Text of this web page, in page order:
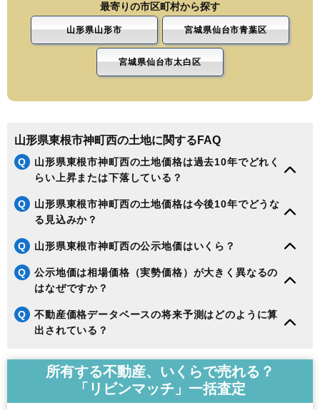
最寄りの市区町村から探す
山形県山形市 宮城県仙台市青葉区
宮城県仙台市太白区
山形県東根市神町西の土地に関するFAQ
Q
山形県東根市神町西の土地価格は過去10年でどれく
らい上昇または下落している？
Q
山形県東根市神町西の土地価格は今後10年でどうな
る見込みか？
Q 山形県東根市神町西の公示地価はいくら？
Q
公示地価は相場価格（実勢価格）が大きく異なるの
はなぜですか？
Q
不動産価格データベースの将来予測はどのように算
出されている？
所有する不動産、いくらで売れる？
「リビンマッチ」一括査定